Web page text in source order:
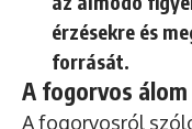
érzésekre és
forrását.
A fogorvos
A fogorvosról